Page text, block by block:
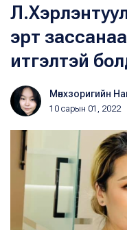
эрт
итгэлтэй
Мөнхзоригийн
10 сарын 01, 2022